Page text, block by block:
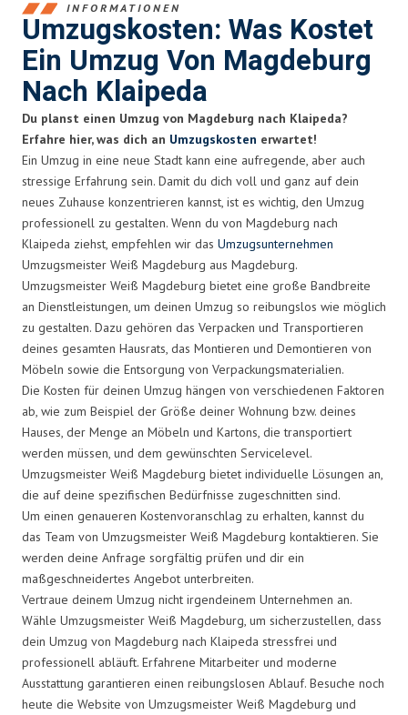
INFORMATIONEN
Umzugskosten: Was Kostet
Ein Umzug Von Magdeburg
Nach Klaipeda
Du planst einen Umzug von Magdeburg nach Klaipeda?
Erfahre hier, was dich an Umzugskosten erwartet!
Ein Umzug in eine neue Stadt kann eine aufregende, aber auch
stressige Erfahrung sein. Damit du dich voll und ganz auf dein
neues Zuhause konzentrieren kannst, ist es wichtig, den Umzug
professionell zu gestalten. Wenn du von Magdeburg nach
Klaipeda ziehst, empfehlen wir das Umzugsunternehmen
Umzugsmeister Weiß Magdeburg aus Magdeburg.
Umzugsmeister Weiß Magdeburg bietet eine große Bandbreite
an Dienstleistungen, um deinen Umzug so reibungslos wie möglich
zu gestalten. Dazu gehören das Verpacken und Transportieren
deines gesamten Hausrats, das Montieren und Demontieren von
Möbeln sowie die Entsorgung von Verpackungsmaterialien.
Die Kosten für deinen Umzug hängen von verschiedenen Faktoren
ab, wie zum Beispiel der Größe deiner Wohnung bzw. deines
Hauses, der Menge an Möbeln und Kartons, die transportiert
werden müssen, und dem gewünschten Servicelevel.
Umzugsmeister Weiß Magdeburg bietet individuelle Lösungen an,
die auf deine spezifischen Bedürfnisse zugeschnitten sind.
Um einen genaueren Kostenvoranschlag zu erhalten, kannst du
das Team von Umzugsmeister Weiß Magdeburg kontaktieren. Sie
werden deine Anfrage sorgfältig prüfen und dir ein
maßgeschneidertes Angebot unterbreiten.
Vertraue deinem Umzug nicht irgendeinem Unternehmen an.
Wähle Umzugsmeister Weiß Magdeburg, um sicherzustellen, dass
dein Umzug von Magdeburg nach Klaipeda stressfrei und
professionell abläuft. Erfahrene Mitarbeiter und moderne
Ausstattung garantieren einen reibungslosen Ablauf. Besuche noch
heute die Website von Umzugsmeister Weiß Magdeburg und